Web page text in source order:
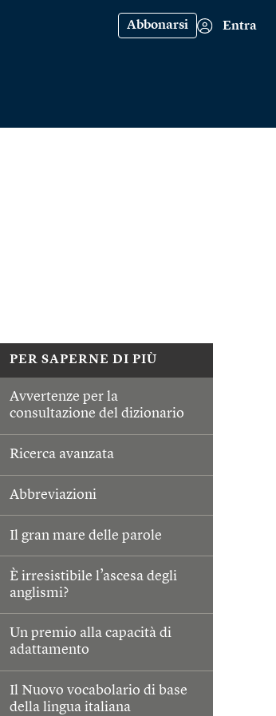
Abbonarsi Entra
PER SAPERNE DI PIÙ
Avvertenze per la
consultazione del dizionario
Ricerca avanzata
Abbreviazioni
Il gran mare delle parole
È irresistibile l’ascesa degli
anglismi?
Un premio alla capacità di
adattamento
Il Nuovo vocabolario di base
della lingua italiana